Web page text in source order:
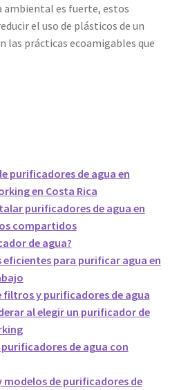
ambiental es fuerte, estos
el uso de plásticos de un
las prácticas ecoamigables que
purificadores de agua en
en Costa Rica
purificadores de agua en
compartidos
de agua?
eficientes para purificar agua en
filtros y purificadores de agua
al elegir un purificador de
de agua con
modelos de purificadores de